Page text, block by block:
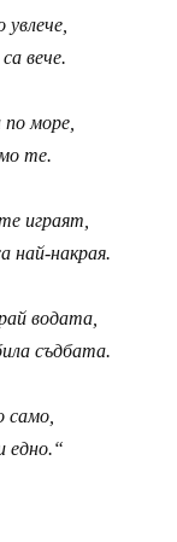
вече.
море,
те.
играят,
най-накрая.
водата,
съдбата.
само,
едно.“